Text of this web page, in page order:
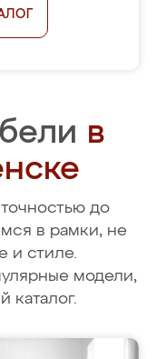
в
до
в рамки, не
и стиле.
модели,
каталог.